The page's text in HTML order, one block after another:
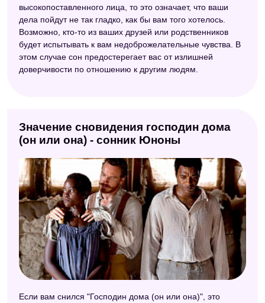
высокопоставленного лица, то это означает, что ваши
дела пойдут не так гладко, как бы вам того хотелось.
Возможно, кто-то из ваших друзей или родственников
будет испытывать к вам недоброжелательные чувства. В
этом случае сон предостерегает вас от излишней
доверчивости по отношению к другим людям.
Значение сновидения господин дома
(он или она) - сонник Юноны
Если вам снился "Господин дома (он или она)", это